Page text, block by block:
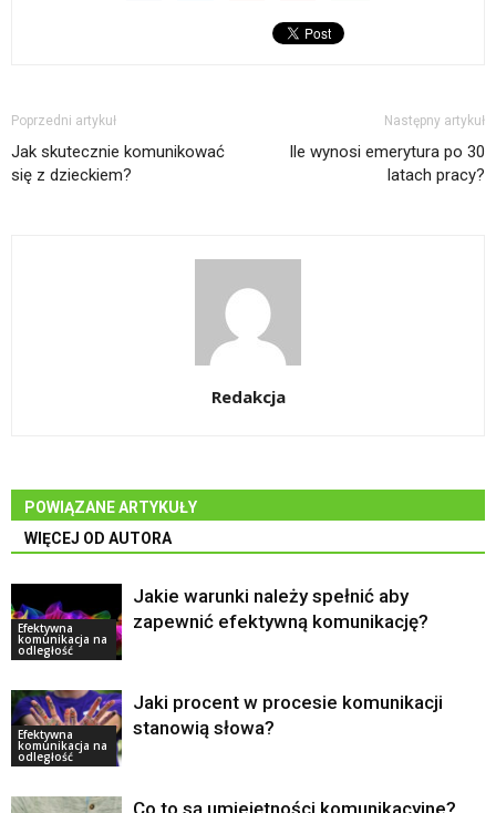
Poprzedni artykuł
Jak skutecznie komunikować
się z dzieckiem?
Następny artykuł
Ile wynosi emerytura po 30
latach pracy?
Redakcja
POWIĄZANE ARTYKUŁY
WIĘCEJ OD AUTORA
Efektywna
komunikacja na
odległość
Jakie warunki należy spełnić aby
zapewnić efektywną komunikację?
Efektywna
komunikacja na
odległość
Jaki procent w procesie komunikacji
stanowią słowa?